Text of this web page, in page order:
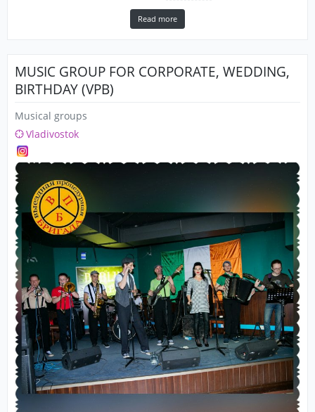
Read more
MUSIC GROUP FOR CORPORATE, WEDDING,
BIRTHDAY (VPB)
Musical groups
Vladivostok